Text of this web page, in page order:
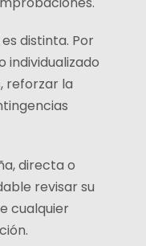
distinta. Por
individualizado
reforzar la
directa o
revisar su
cualquier